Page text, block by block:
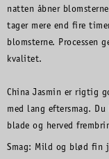
natten åbner
tager mere end fire
blomsterne. Processen
kvalitet.
China Jasmin er rigtig
med lang eftersmag.
blade og herved
Smag: Mild og blød fin